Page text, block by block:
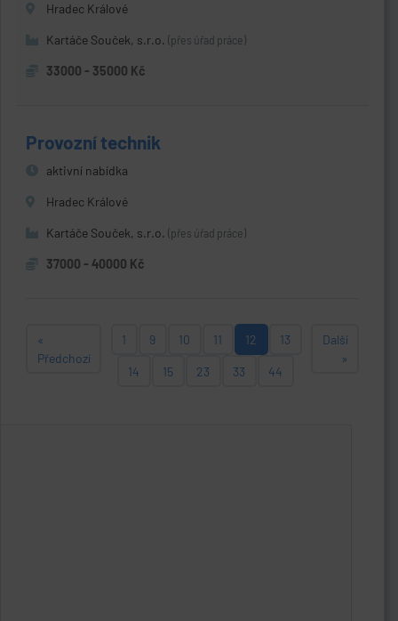
Hradec Králové
Kartáče Souček, s.r.o. (přes úřad práce)
33000 - 35000 Kč
Provozní technik
aktivní nabídka
Hradec Králové
Kartáče Souček, s.r.o. (přes úřad práce)
37000 - 40000 Kč
«
Předchozí
1 9 10 11 12 13
14 15 23 33 44
Další
»